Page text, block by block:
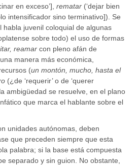
en exceso’],rematar (‘dejar bien
intensificador sino terminativo]). Se
habla juvenil coloquial de algunas
sobre todo) el uso de formas
reamar con pleno afán de
manera más económica,
(un montón, mucho, hasta el
(¿de ‘requerir’ o de ‘querer
ambigüedad se resuelve, en el plano
que marca el hablante sobre el
unidades autónomas, deben
que preceden siempre que esta
palabra; si la base está compuesta
separado y sin guion. No obstante,